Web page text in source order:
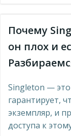
Почему
он плох и
Singleton —
гарантирует,
экземпляр, и
доступа к